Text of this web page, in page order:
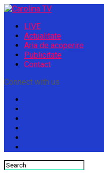
LIVE
Actualitate
Aria de acoperire
Publicitate
Contact
Connect with us